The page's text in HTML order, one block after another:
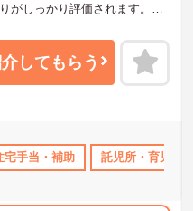
のみ 年間休日110日以上
がしっかり評価されます。
してもらう
宅手当・補助 託児所・育児補